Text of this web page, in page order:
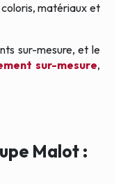
coloris, matériaux et
sur-mesure, et le
sur-mesure,
Malot :